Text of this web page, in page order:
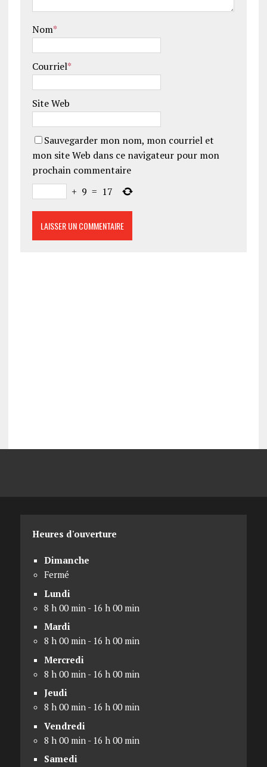
Nom*
Courriel*
Site Web
Sauvegarder mon nom, mon courriel et
mon site Web dans ce navigateur pour mon
prochain commentaire
+ 9 = 17
Heures d'ouverture
Dimanche
Fermé
Lundi
8 h 00 min - 16 h 00 min
Mardi
8 h 00 min - 16 h 00 min
Mercredi
8 h 00 min - 16 h 00 min
Jeudi
8 h 00 min - 16 h 00 min
Vendredi
8 h 00 min - 16 h 00 min
Samedi